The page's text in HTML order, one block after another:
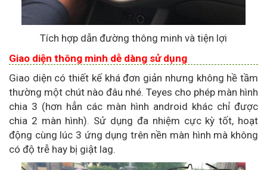
Tích hợp dẫn đường thông minh và tiện lợi
Giao diện thông minh dễ dàng sử dụng
Giao diện có thiết kế khá đơn giản nhưng không hề tầm
thường một chút nào đâu nhé. Teyes cho phép màn hình
chia 3 (hơn hẳn các màn hình android khác chỉ được
chia 2 màn hình). Sử dụng đa nhiệm cực kỳ tốt, hoạt
động cùng lúc 3 ứng dụng trên nền màn hình mà không
có độ trễ hay bị giật lag.